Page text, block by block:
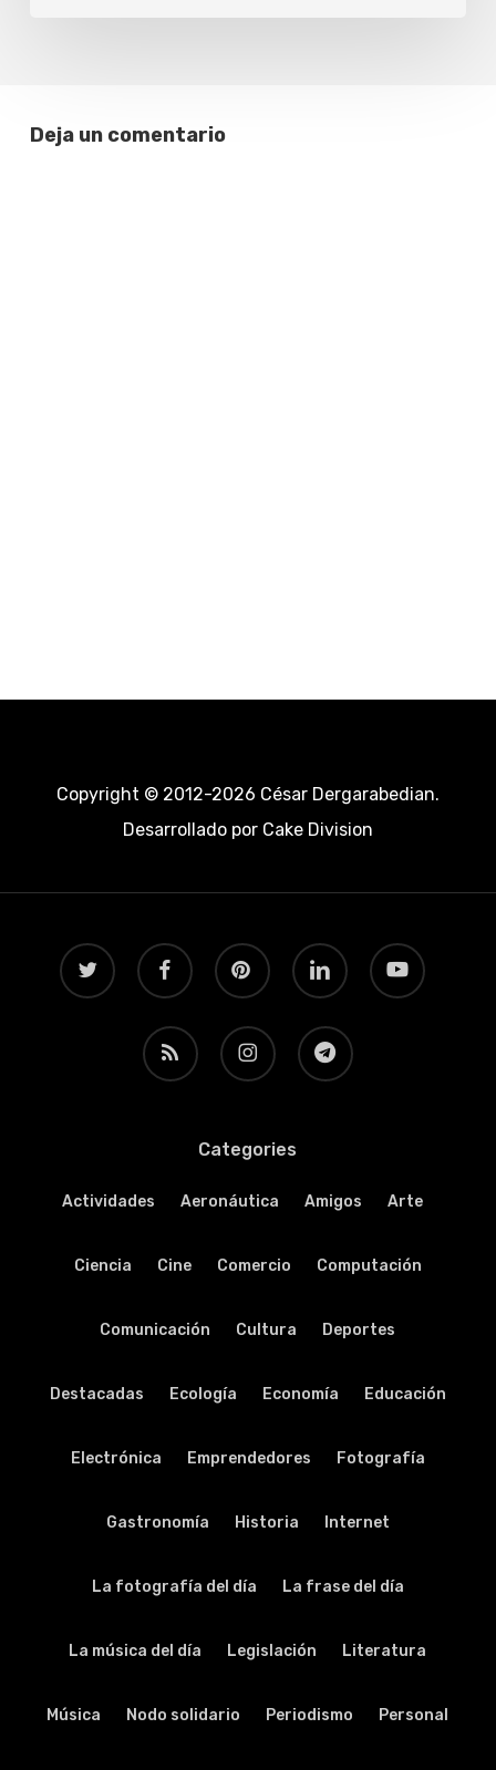
Deja un comentario
Copyright © 2012-2026 César Dergarabedian.
Desarrollado porCake Division
twitter facebook pinterest linkedin youtube
RSS instagram telegram
Categories
Actividades Aeronáutica Amigos Arte
Ciencia Cine Comercio Computación
Comunicación Cultura Deportes
Destacadas Ecología Economía Educación
Electrónica Emprendedores Fotografía
Gastronomía Historia Internet
La fotografía del día La frase del día
La música del día Legislación Literatura
Música Nodo solidario Periodismo Personal